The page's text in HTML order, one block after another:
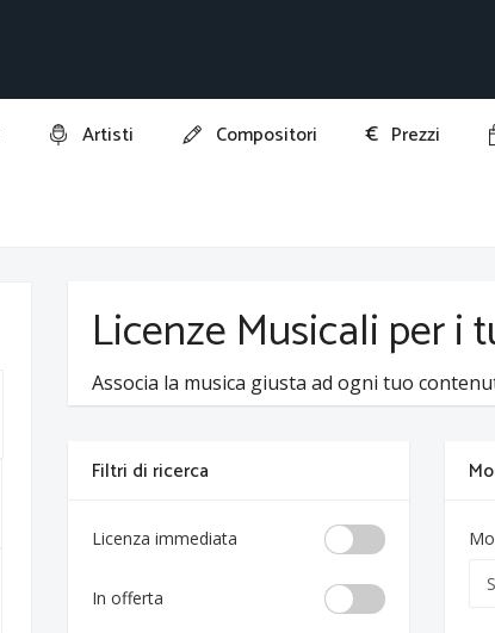
Artisti Compositori € Prezzi
Licenze Musicali per i
Associa la musica giusta ad ogni tuo
Filtri di ricerca
Licenza immediata
In offerta